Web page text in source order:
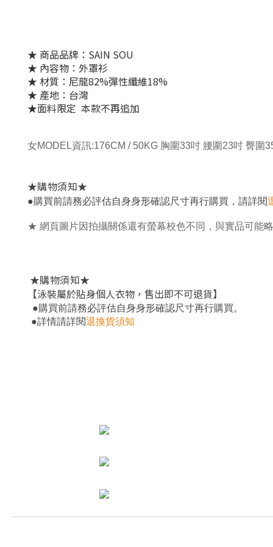
★ 商品品牌：SAIN SOU
★ 內容物：外罩衫
★ 材質：尼龍82%彈性纖維18%
★ 產地：台灣
★面料限定 本款不再追加
女MODEL資訊:176CM / 50KG 胸圍33吋 腰圍23吋 臀圍
★購物須知★
●購買前請務必評估自身身形確認尺寸再行購買 ， 請詳閱
★ 網頁圖片因拍攝關係還有螢幕校色不同，與實品可能
★購物須知★
【泳裝屬於貼身個人衣物，售出即不可退貨】
●購買前請務必評估自身身形確認尺寸再行購買。
●詳情請詳閱退換貨須知